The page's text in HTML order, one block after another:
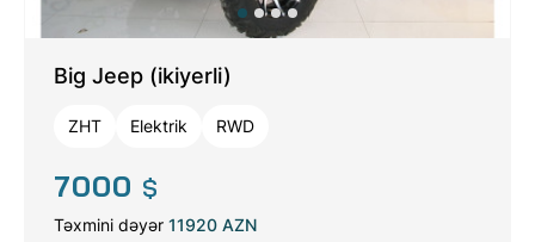
Big Jeep (ikiyerli)
ZHT Elektrik RWD
7000 $
Təxmini dəyər 11920 AZN